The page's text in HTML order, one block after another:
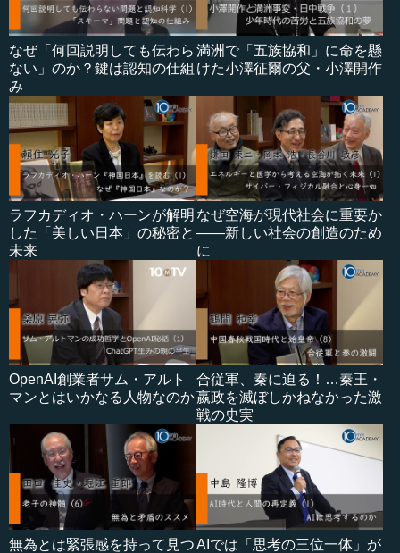
なぜ「何回説明しても伝わら
ない」のか？鍵は認知の仕組
み
満洲で「五族協和」に命を懸
けた小澤征爾の父・小澤開作
ラフカディオ・ハーンが解明
した「美しい日本」の秘密と
未来
なぜ空海が現代社会に重要か
――新しい社会の創造のため
に
OpenAI創業者サム・アルト
マンとはいかなる人物なのか
合従軍、秦に迫る！…秦王・
嬴政を滅ぼしかねなかった激
戦の史実
無為とは緊張感を持って見つAIでは「思考の三位一体」が